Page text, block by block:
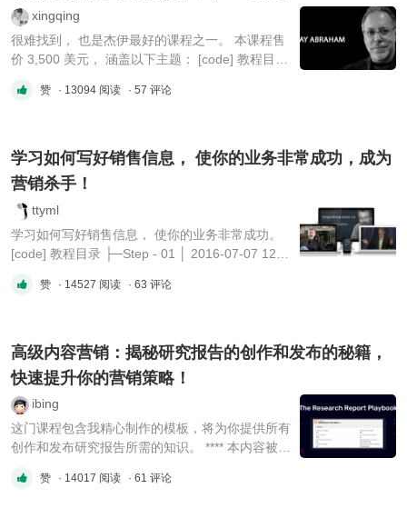
xingqing
很难找到， 也是杰伊最好的课程之一。 本课程售
价 3,500 美元， 涵盖以下主题： [code] 教程目录
CD 05.mp3 CD 06.mp3 CD 07.mp3 CD 08.mp3
赞 · 13094 阅读 · 57 评论
学习如何写好销售信息， 使你的业务非常成功，成为
营销杀手！
ttyml
学习如何写好销售信息， 使你的业务非常成功。
[code] 教程目录 ├─Step - 01 │ 2016-07-07 12-
Planner.mkv │ Market Research - Marketing
赞 · 14527 阅读 · 63 评论
高级内容营销：揭秘研究报告的创作和发布的秘籍，
快速提升你的营销策略！
ibing
这门课程包含我精心制作的模板，将为你提供所有
创作和发布研究报告所需的知识。 **** 本内容被作
赞 · 14017 阅读 · 61 评论